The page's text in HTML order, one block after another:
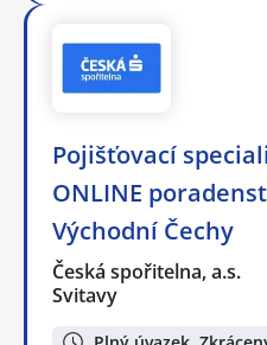
Pojišťovací
ONLINE
Východní Čechy
Česká spořitelna, a.s.
Svitavy